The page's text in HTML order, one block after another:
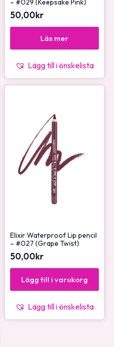
– #029 (Keepsake Pink)
50,00kr
Läs mer
Lägg till i önskelista
Elixir Waterproof Lip pencil
– #027 (Grape Twist)
50,00kr
Lägg till i varukorg
Lägg till i önskelista